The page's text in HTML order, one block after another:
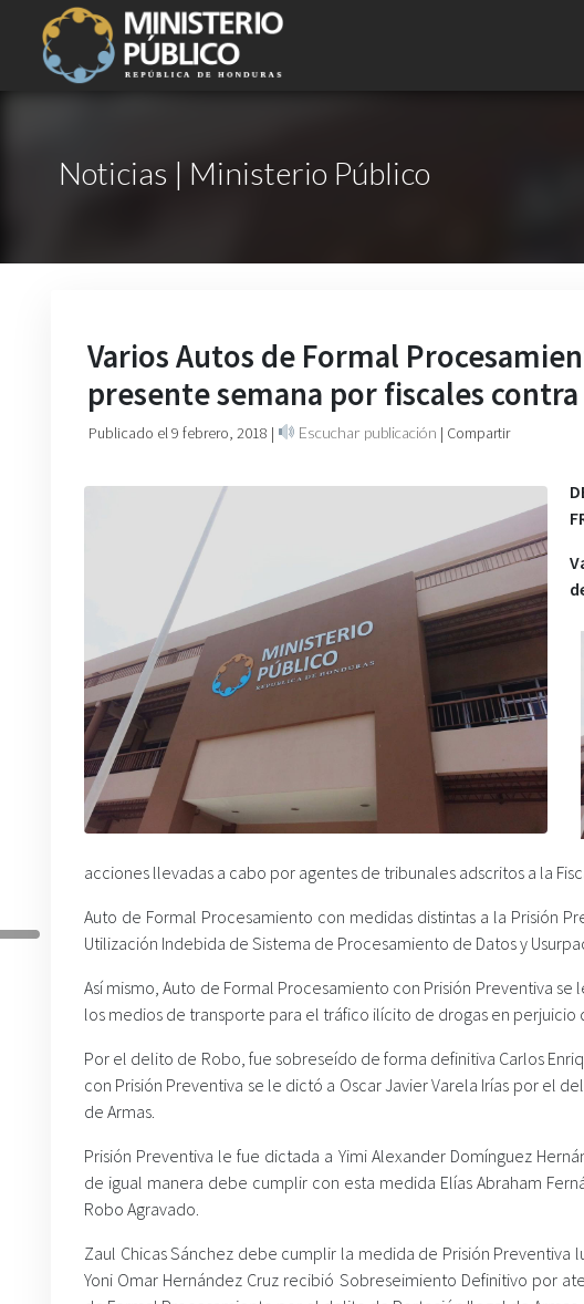
Noticias | Ministerio Público
Varios Autos de Formal
presente semana por fiscales
Publicado el 9 febrero, 2018 | Escuchar publicación | Compartir
acciones llevadas a cabo por agentes de tribunales adscritos a la
Auto de Formal Procesamiento con medidas distintas a la Prisión
Utilización Indebida de Sistema de Procesamiento de Datos y
Así mismo, Auto de Formal Procesamiento con Prisión Preventiva
los medios de transporte para el tráfico ilícito de drogas en perjuicio
Por el delito de Robo, fue sobreseído de forma definitiva Carlos
con Prisión Preventiva se le dictó a Oscar Javier Varela Irías por el
de Armas.
Prisión Preventiva le fue dictada a Yimi Alexander Domínguez
de igual manera debe cumplir con esta medida Elías Abraham
Robo Agravado.
Zaul Chicas Sánchez debe cumplir la medida de Prisión
Yoni Omar Hernández Cruz recibió Sobreseimiento Definitivo por